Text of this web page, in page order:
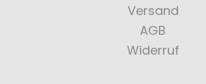
Versand
AGB
Widerruf